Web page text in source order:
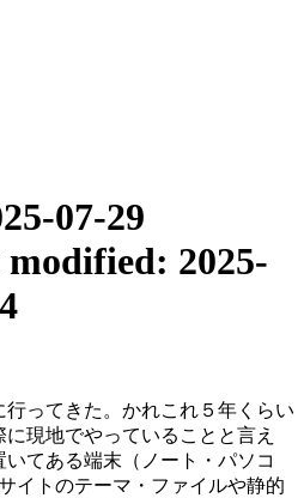
07-29
2025-
ってきた。かれこれ５年くらい
現地でやっていることと言え
てある端末（ノート・パソコ
イトのテーマ・ファイルや静的